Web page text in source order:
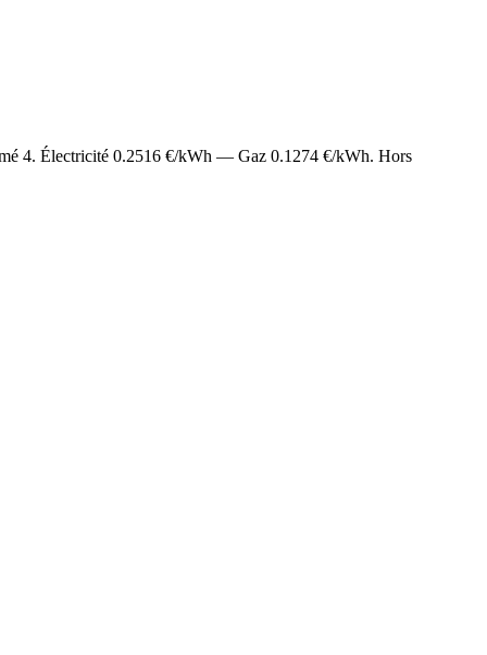
4. Électricité 0.2516 €/kWh — Gaz 0.1274 €/kWh. Hors